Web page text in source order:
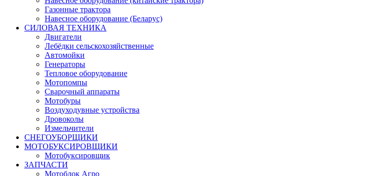
Газонные трактора
Навесное оборудование (Беларус)
СИЛОВАЯ ТЕХНИКА
Двигатели
Лебёдки сельскохозяйственные
Автомойки
Генераторы
Тепловое оборудование
Мотопомпы
Сварочный аппараты
Мотобуры
Воздуходувные устройства
Дровоколы
Измельчители
СНЕГОУБОРЩИКИ
МОТОБУКСИРОВЩИКИ
Мотобуксировщик
ЗАПЧАСТИ
Мотоблок Агро